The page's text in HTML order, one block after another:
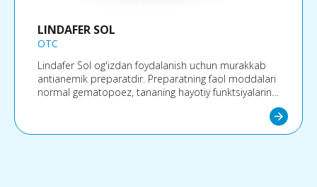
LINDAFER SOL
OTC
Lindafer Sol og'izdan foydalanish uchun murakkab
antianemik preparatdir. Preparatning faol moddalari
normal gematopoez, tananing hayotiy funktsiyalarini
saqlab turish, shuningdek, temir tanqisligi kamqonligi
va tanadagi yashirin temir tanqisligi holatlarida ularga
bo'lgan ehtiyojni oshirish uchun zarurdir.
arrow_forward